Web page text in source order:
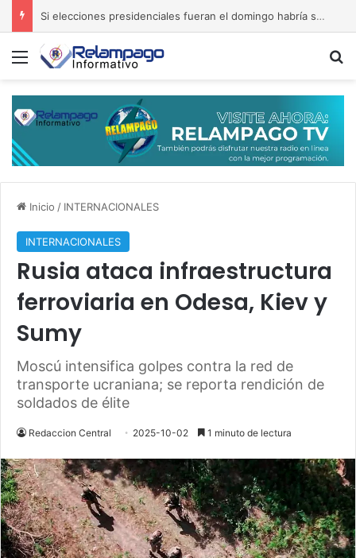
Si elecciones presidenciales fueran el domingo habría segunda ronda
Menú
Inicio / INTERNACIONALES
INTERNACIONALES
Rusia ataca infraestructura
ferroviaria en Odesa, Kiev y
Sumy
Moscú intensifica golpes contra la red de
transporte ucraniana; se reporta rendición de
soldados de élite
Redaccion Central 2025-10-02 1 minuto de lectura